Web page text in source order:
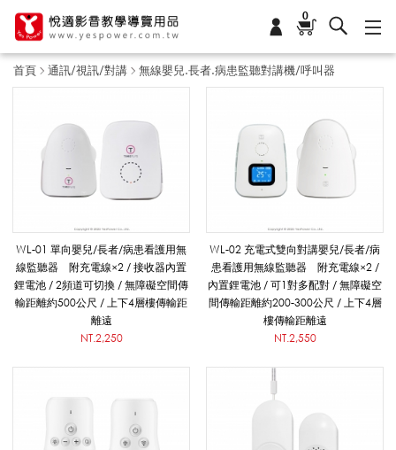
0
首頁 通訊/視訊/對講 無線嬰兒.長者.病患監聽對講機/呼叫器
線
嬰
兒
.
WL-01 單向嬰兒/長者/病患看護用無
線監聽器 附充電線×2 / 接收器內置
鋰電池 / 2頻道可切換 / 無障礙空間傳
輸距離約500公尺 / 上下4層樓傳輸距
離遠
NT.2,250
WL-02 充電式雙向對講嬰兒/長者/病
患看護用無線監聽器 附充電線×2 /
內置鋰電池 / 可1對多配對 / 無障礙空
間傳輸距離約200-300公尺 / 上下4層
樓傳輸距離遠
NT.2,550